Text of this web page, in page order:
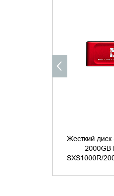
Жесткий
2000GB
SXS1000R/